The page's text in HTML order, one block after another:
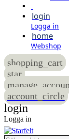
login
Logga in
home
Webshop
shopping_cart
star
account_circle
login
Logga in